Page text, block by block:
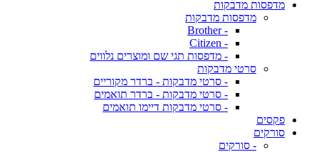
מדפסות מדבקות
מדפסות מדבקות
- Brother
- Citizen
- מדפסות תגי שם ומוצרים נלווים
סרטי מדבקות
- סרטי מדבקות - ברדר מקוריים
- סרטי מדבקות - ברדר תואמים
- סרטי מדבקות דיימו תואמים
פקסים
סורקים
- סורקים